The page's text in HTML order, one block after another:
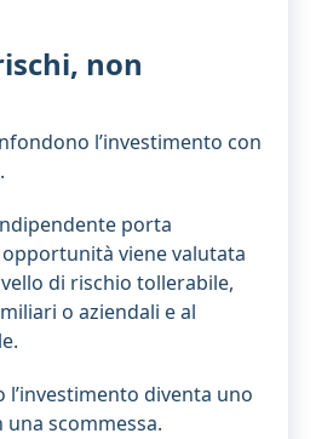
non
l’investimento con
porta
viene valutata
di rischio tollerabile,
o aziendali e al
diventa uno
scommessa.